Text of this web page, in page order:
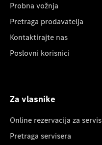
Probna vožnja
Pretraga prodavatelja
Kontaktirajte nas
Poslovni korisnici
Za vlasnike
Online rezervacija za servis
Pretraga servisera